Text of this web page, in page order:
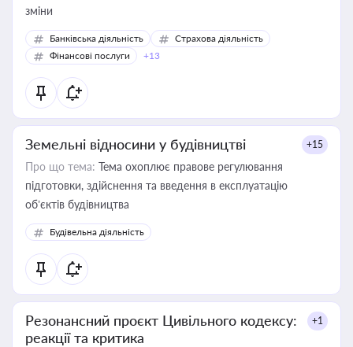
зміни
Банківська діяльність
Страхова діяльність
Фінансові послуги
+13
Земельні відносини у будівництві +15
Про що тема: Тема охоплює правове регулювання
підготовки, здійснення та введення в експлуатацію
об’єктів будівництва
Будівельна діяльність
Резонансний проєкт Цивільного кодексу:
реакції та критика
+1